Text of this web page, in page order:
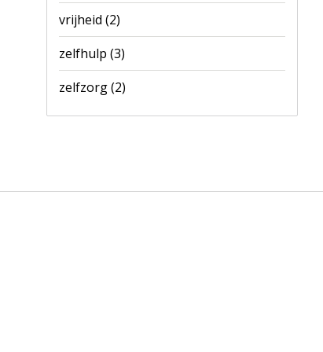
vrijheid (2)
zelfhulp (3)
zelfzorg(2)